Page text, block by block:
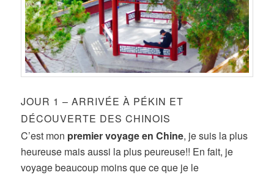
JOUR 1 – ARRIVÉE À PÉKIN ET
DÉCOUVERTE DES CHINOIS
C’est mon premier voyage en Chine, je suis la plus
heureuse mais aussi la plus peureuse!! En fait, je
voyage beaucoup moins que ce que je le